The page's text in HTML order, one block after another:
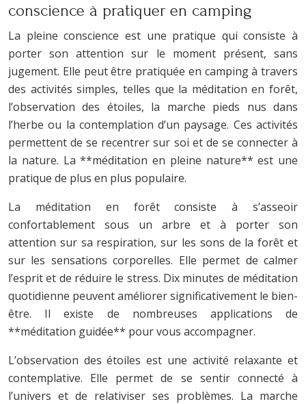
conscience à pratiquer en camping
La pleine conscience est une pratique qui consiste à
porter son attention sur le moment présent, sans
jugement. Elle peut être pratiquée en camping à travers
des activités simples, telles que la méditation en forêt,
l’observation des étoiles, la marche pieds nus dans
l’herbe ou la contemplation d’un paysage. Ces activités
permettent de se recentrer sur soi et de se connecter à
la nature. La **méditation en pleine nature** est une
pratique de plus en plus populaire.
La méditation en forêt consiste à s’asseoir
confortablement sous un arbre et à porter son
attention sur sa respiration, sur les sons de la forêt et
sur les sensations corporelles. Elle permet de calmer
l’esprit et de réduire le stress. Dix minutes de méditation
quotidienne peuvent améliorer significativement le bien-
être. Il existe de nombreuses applications de
**méditation guidée** pour vous accompagner.
L’observation des étoiles est une activité relaxante et
contemplative. Elle permet de se sentir connecté à
l’univers et de relativiser ses problèmes. La marche